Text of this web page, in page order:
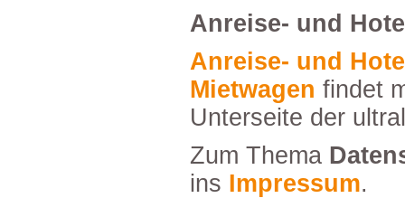
Anreise-
Anreise-undHoteltippssowiegünstige
Mietwagen
ZumThema
ins Impressum.